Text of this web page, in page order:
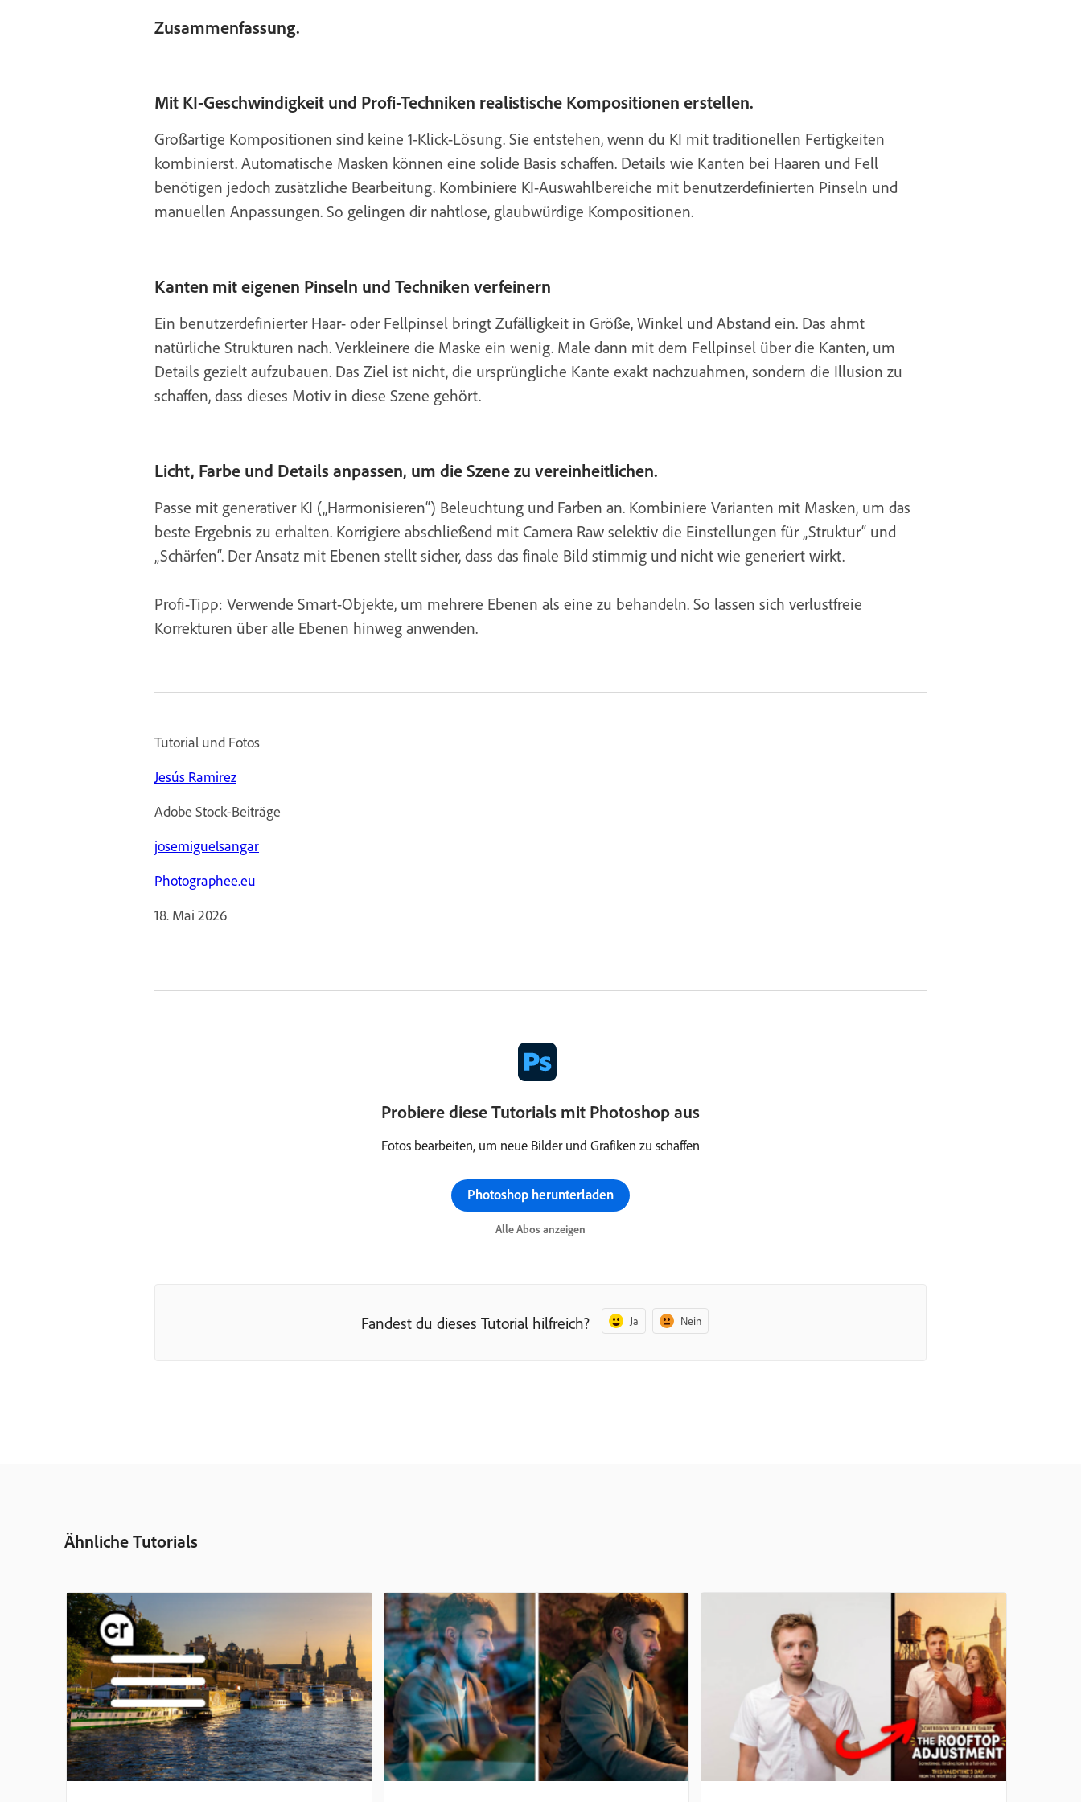
Zusammenfassung.
Mit KI-Geschwindigkeit und Profi-Techniken realistische Kompositionen erstellen.
Großartige Kompositionen sind keine 1-Klick-Lösung. Sie entstehen, wenn du KI mit traditionellen Fertigkeiten
kombinierst. Automatische Masken können eine solide Basis schaffen. Details wie Kanten bei Haaren und Fell
benötigen jedoch zusätzliche Bearbeitung. Kombiniere KI-Auswahlbereiche mit benutzerdefinierten Pinseln und
manuellen Anpassungen. So gelingen dir nahtlose, glaubwürdige Kompositionen.
Kanten mit eigenen Pinseln und Techniken verfeinern
Ein benutzerdefinierter Haar- oder Fellpinsel bringt Zufälligkeit in Größe, Winkel und Abstand ein. Das ahmt
natürliche Strukturen nach. Verkleinere die Maske ein wenig. Male dann mit dem Fellpinsel über die Kanten, um
Details gezielt aufzubauen. Das Ziel ist nicht, die ursprüngliche Kante exakt nachzuahmen, sondern die Illusion zu
schaffen, dass dieses Motiv in diese Szene gehört.
Licht, Farbe und Details anpassen, um die Szene zu vereinheitlichen.
Passe mit generativer KI („Harmonisieren“) Beleuchtung und Farben an. Kombiniere Varianten mit Masken, um das
beste Ergebnis zu erhalten. Korrigiere abschließend mit Camera Raw selektiv die Einstellungen für „Struktur“ und
„Schärfen“. Der Ansatz mit Ebenen stellt sicher, dass das finale Bild stimmig und nicht wie generiert wirkt.
Profi-Tipp: Verwende Smart-Objekte, um mehrere Ebenen als eine zu behandeln. So lassen sich verlustfreie
Korrekturen über alle Ebenen hinweg anwenden.
Tutorial und Fotos
Jesús Ramirez
Adobe Stock-Beiträge
josemiguelsangar
Photographee.eu
18. Mai 2026
Probiere diese Tutorials mit Photoshop aus
Fotos bearbeiten, um neue Bilder und Grafiken zu schaffen
Photoshop herunterladen
Alle Abos anzeigen
Fandest du dieses Tutorial hilfreich? Ja Nein
Ähnliche Tutorials